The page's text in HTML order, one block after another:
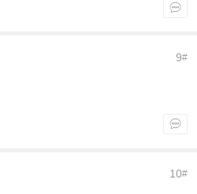
9#
10#